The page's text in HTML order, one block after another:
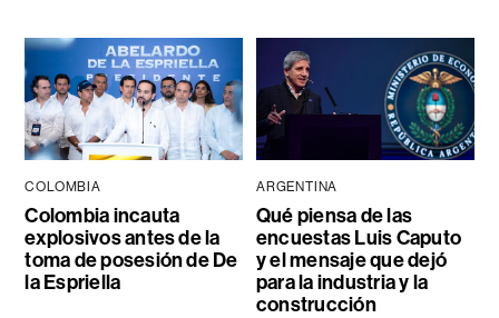
COLOMBIA
Colombia incauta
explosivos antes de la
toma de posesión de De
la Espriella
ARGENTINA
Qué piensa de las
encuestas Luis Caputo
y el mensaje que dejó
para la industria y la
construcción